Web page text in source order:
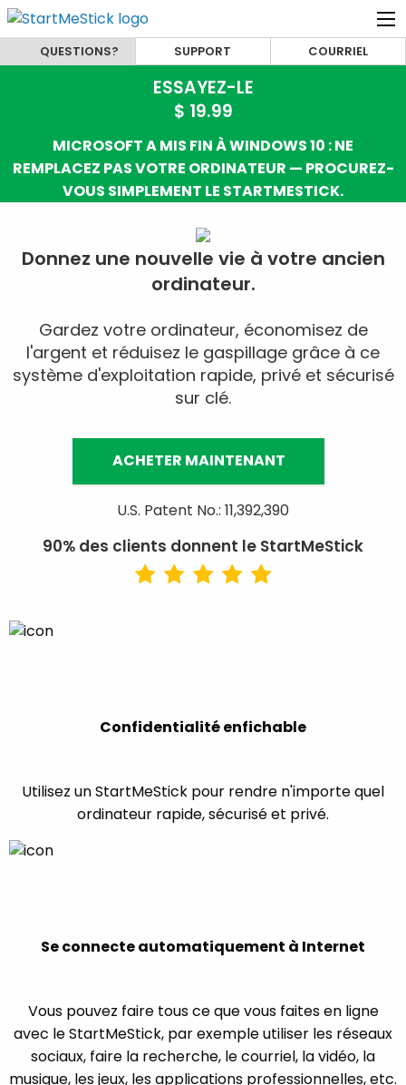
QUESTIONS? SUPPORT COURRIEL
ESSAYEZ-LE
$ 19.99
MICROSOFT A MIS FIN À WINDOWS 10 : NE
REMPLACEZ PAS VOTRE ORDINATEUR — PROCUREZ-
VOUS SIMPLEMENT LE STARTMESTICK.
Donnez une nouvelle vie à votre ancien
ordinateur.
Gardez votre ordinateur, économisez de
l'argent et réduisez le gaspillage grâce à ce
système d'exploitation rapide, privé et sécurisé
sur clé.
ACHETER MAINTENANT
U.S. Patent No.: 11,392,390
90% des clients donnent le StartMeStick
Confidentialité enfichable
Utilisez un StartMeStick pour rendre n'importe quel
ordinateur rapide, sécurisé et privé.
Se connecte automatiquement à Internet
Vous pouvez faire tous ce que vous faites en ligne
avec le StartMeStick, par exemple utiliser les réseaux
sociaux, faire la recherche, le courriel, la vidéo, la
musique, les jeux, les applications professionnelles, etc.